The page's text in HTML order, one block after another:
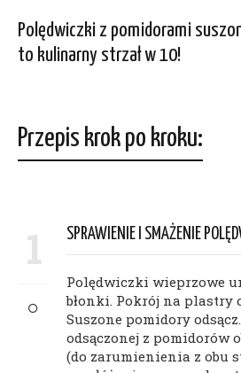
Polędwiczki z pomidorami
to kulinarny strzał w 10!
Przepis krok po kroku:
1 SPRAWIENIE I SMAŻENIE
Polędwiczki wieprzowe
błonki. Pokrój na plastry
Suszone pomidory
odsączonej z pomidorów
(do zarumienienia z obu